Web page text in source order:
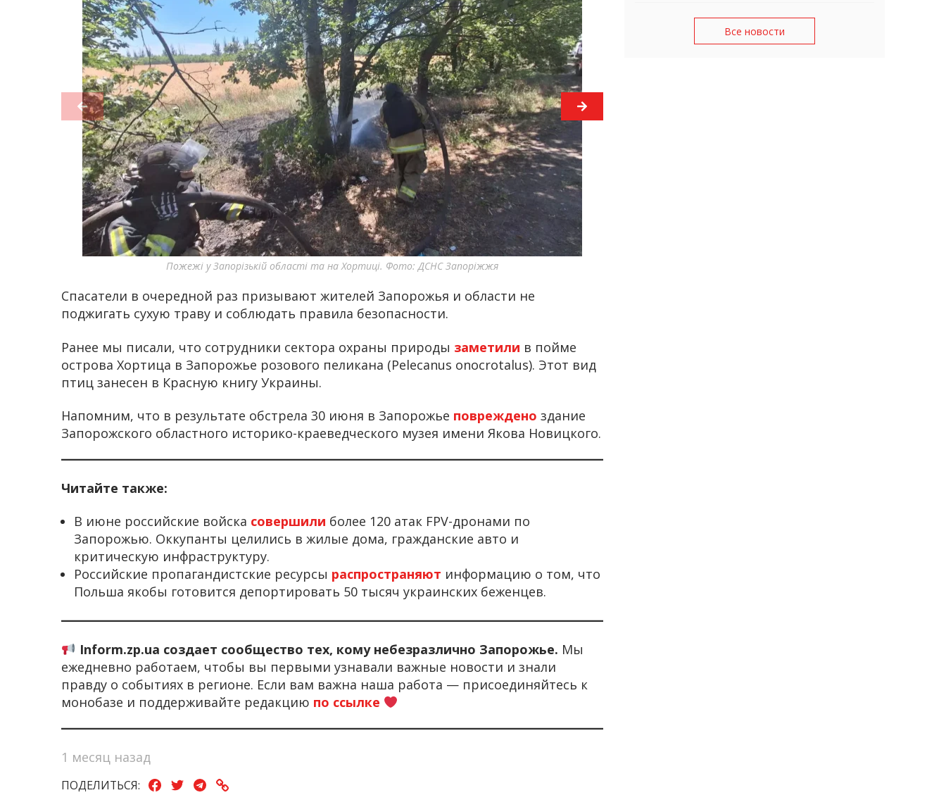
Пожежі у Запорізькій області та на Хортиці. Фото: ДСНС Запоріжжя
Спасатели в очередной раз призывают жителей Запорожья и области не
поджигать сухую траву и соблюдать правила безопасности.
Ранее мы писали, что сотрудники сектора охраны природы заметили в пойме
острова Хортица в Запорожье розового пеликана (Pelecanus onocrotalus). Этот вид
птиц занесен в Красную книгу Украины.
Напомним, что в результате обстрела 30 июня в Запорожье повреждено здание
Запорожского областного историко-краеведческого музея имени Якова Новицкого.
Читайте также:
В июне российские войска совершили более 120 атак FPV-дронами по
Запорожью. Оккупанты целились в жилые дома, гражданские авто и
критическую инфраструктуру.
Российские пропагандистские ресурсы распространяют информацию о том, что
Польша якобы готовится депортировать 50 тысяч украинских беженцев.
Inform.zp.ua создает сообщество тех, кому небезразлично Запорожье. Мы
ежедневно работаем, чтобы вы первыми узнавали важные новости и знали
правду о событиях в регионе. Если вам важна наша работа — присоединяйтесь к
монобазе и поддерживайте редакцию по ссылке
1 месяц назад
ПОДЕЛИТЬСЯ:
Все новости